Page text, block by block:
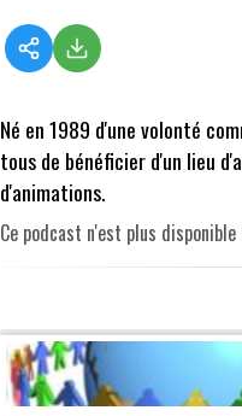
Né en 1989 d'une volonté
tous de bénéficier d'un lieu
d'animations.
Ce podcast n'est plus